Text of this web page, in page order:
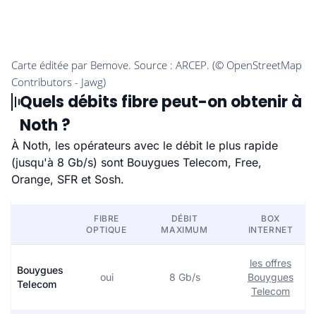
Quels débits fibre peut-on obtenir à
Noth ?
À Noth, les opérateurs avec le débit le plus rapide
(jusqu'à 8 Gb/s) sont Bouygues Telecom, Free,
Orange, SFR et Sosh.
FIBRE
OPTIQUE
DÉBIT
MAXIMUM
BOX
INTERNET
Bouygues
Telecom
oui 8 Gb/s
les offres
Bouygues
Telecom